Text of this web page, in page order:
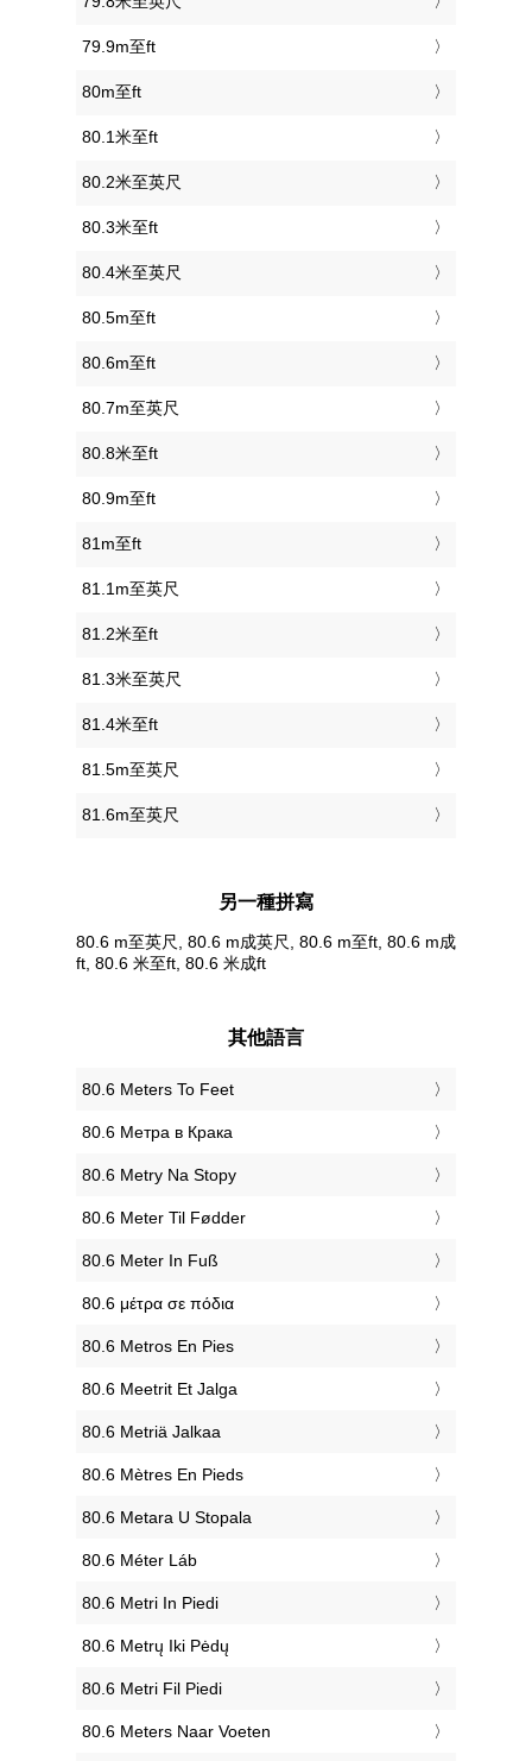
79.9m至ft
80m至ft
80.1米至ft
80.2米至英尺
80.3米至ft
80.4米至英尺
80.5m至ft
80.6m至ft
80.7m至英尺
80.8米至ft
80.9m至ft
81m至ft
81.1m至英尺
81.2米至ft
81.3米至英尺
81.4米至ft
81.5m至英尺
81.6m至英尺
另一種拼寫
80.6 m至英尺, 80.6 m成英尺, 80.6 m至ft, 80.6 m成
ft, 80.6 米至ft, 80.6 米成ft
其他語言
‎80.6 Meters To Feet
‎80.6 Метра в Крака
‎80.6 Metry Na Stopy
‎80.6 Meter Til Fødder
‎80.6 Meter In Fuß
‎80.6 μέτρα σε πόδια
‎80.6 Metros En Pies
‎80.6 Meetrit Et Jalga
‎80.6 Metriä Jalkaa
‎80.6 Mètres En Pieds
‎80.6 Metara U Stopala
‎80.6 Méter Láb
‎80.6 Metri In Piedi
‎80.6 Metrų Iki Pėdų
‎80.6 Metri Fil Piedi
‎80.6 Meters Naar Voeten